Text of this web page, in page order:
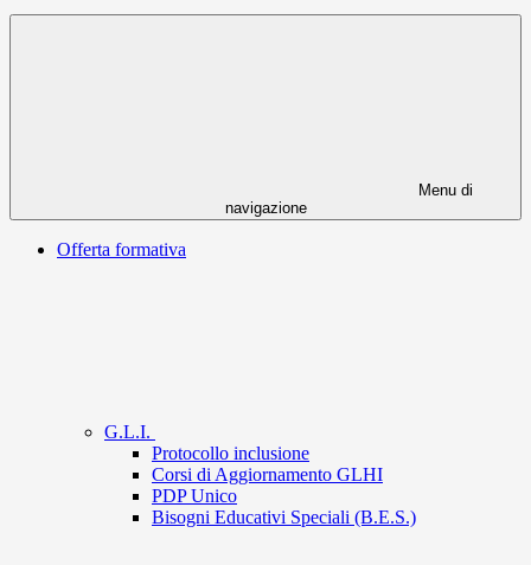
Menu di
navigazione
Offerta formativa
G.L.I.
Protocollo inclusione
Corsi di Aggiornamento GLHI
PDP Unico
Bisogni Educativi Speciali (B.E.S.)